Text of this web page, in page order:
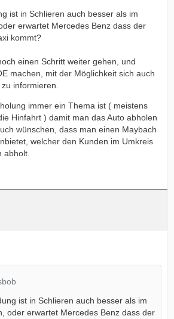
ist in Schlieren auch besser als im
erwartet Mercedes Benz dass der
kommt?
einen Schritt weiter gehen, und
machen, mit der Möglichkeit sich auch
informieren.
immer ein Thema ist ( meistens
Hinfahrt ) damit man das Auto abholen
wünschen, dass man einen Maybach
welcher den Kunden im Umkreis
abholt.
ist in Schlieren auch besser als im
oder erwartet Mercedes Benz dass der